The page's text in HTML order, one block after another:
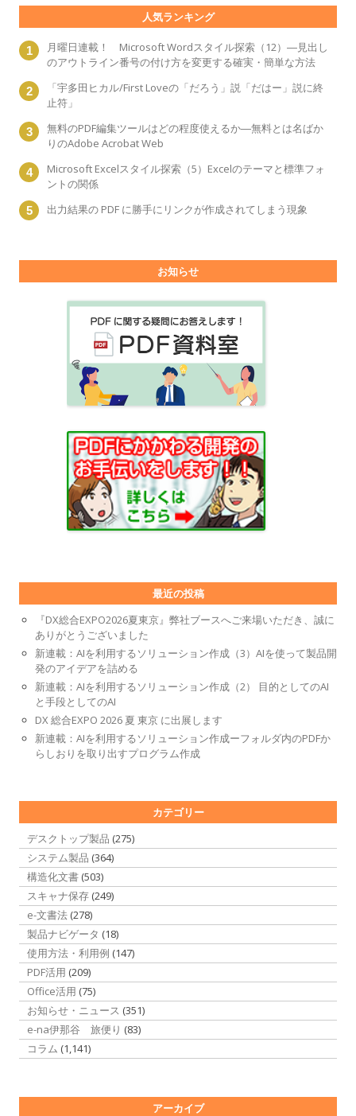
人気ランキング
月曜日連載！ Microsoft Wordスタイル探索（12）―見出し
のアウトライン番号の付け方を変更する確実・簡単な方法
「宇多田ヒカル/First Loveの「だろう」説「だはー」説に終
止符」
無料のPDF編集ツールはどの程度使えるか―無料とは名ばか
りのAdobe Acrobat Web
Microsoft Excelスタイル探索（5）Excelのテーマと標準フォ
ントの関係
出力結果の PDF に勝手にリンクが作成されてしまう現象
お知らせ
最近の投稿
『DX総合EXPO2026夏東京』弊社ブースへご来場いただき、誠に
ありがとうございました
新連載：AIを利用するソリューション作成（3）AIを使って製品開
発のアイデアを詰める
新連載：AIを利用するソリューション作成（2） 目的としてのAI
と手段としてのAI
DX 総合EXPO 2026 夏 東京 に出展します
新連載：AIを利用するソリューション作成ーフォルダ内のPDFか
らしおりを取り出すプログラム作成
カテゴリー
デスクトップ製品 (275)
システム製品 (364)
構造化文書 (503)
スキャナ保存 (249)
e-文書法 (278)
製品ナビゲータ (18)
使用方法・利用例 (147)
PDF活用 (209)
Office活用 (75)
お知らせ・ニュース (351)
e-na伊那谷 旅便り (83)
コラム (1,141)
アーカイブ